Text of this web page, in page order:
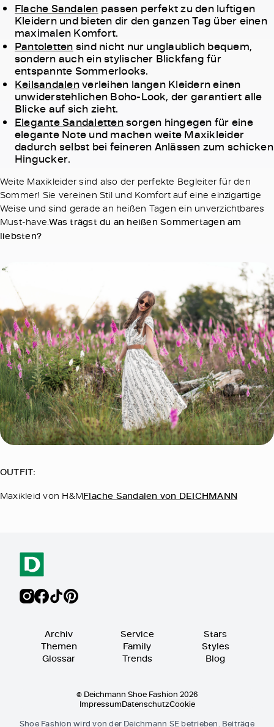
Flache Sandalen passen perfekt zu den luftigen
Kleidern und bieten dir den ganzen Tag über einen
maximalen Komfort.
Pantoletten sind nicht nur unglaublich bequem,
sondern auch ein stylischer Blickfang für
entspannte Sommerlooks.
Keilsandalenverleihen langen Kleidern einen
unwiderstehlichen Boho-Look, der garantiert alle
Blicke auf sich zieht.
Elegante Sandalettensorgen hingegen für eine
elegante Note und machen weite Maxikleider
dadurch selbst bei feineren Anlässen zum schicken
Hingucker.
Weite Maxikleider sind also der perfekte Begleiter für den
Sommer! Sie vereinen Stil und Komfort auf eine einzigartige
Weise und sind gerade an heißen Tagen ein unverzichtbares
Must-have.Was trägst du an heißen Sommertagen am
liebsten?
OUTFIT:
Maxikleid von H&MFlache Sandalen von DEICHMANN
Archiv
Themen
Glossar
Service
Family
Trends
Stars
Styles
Blog
© Deichmann Shoe Fashion 2026
ImpressumDatenschutzCookie
Shoe Fashion wird von der Deichmann SE betrieben. Beiträge